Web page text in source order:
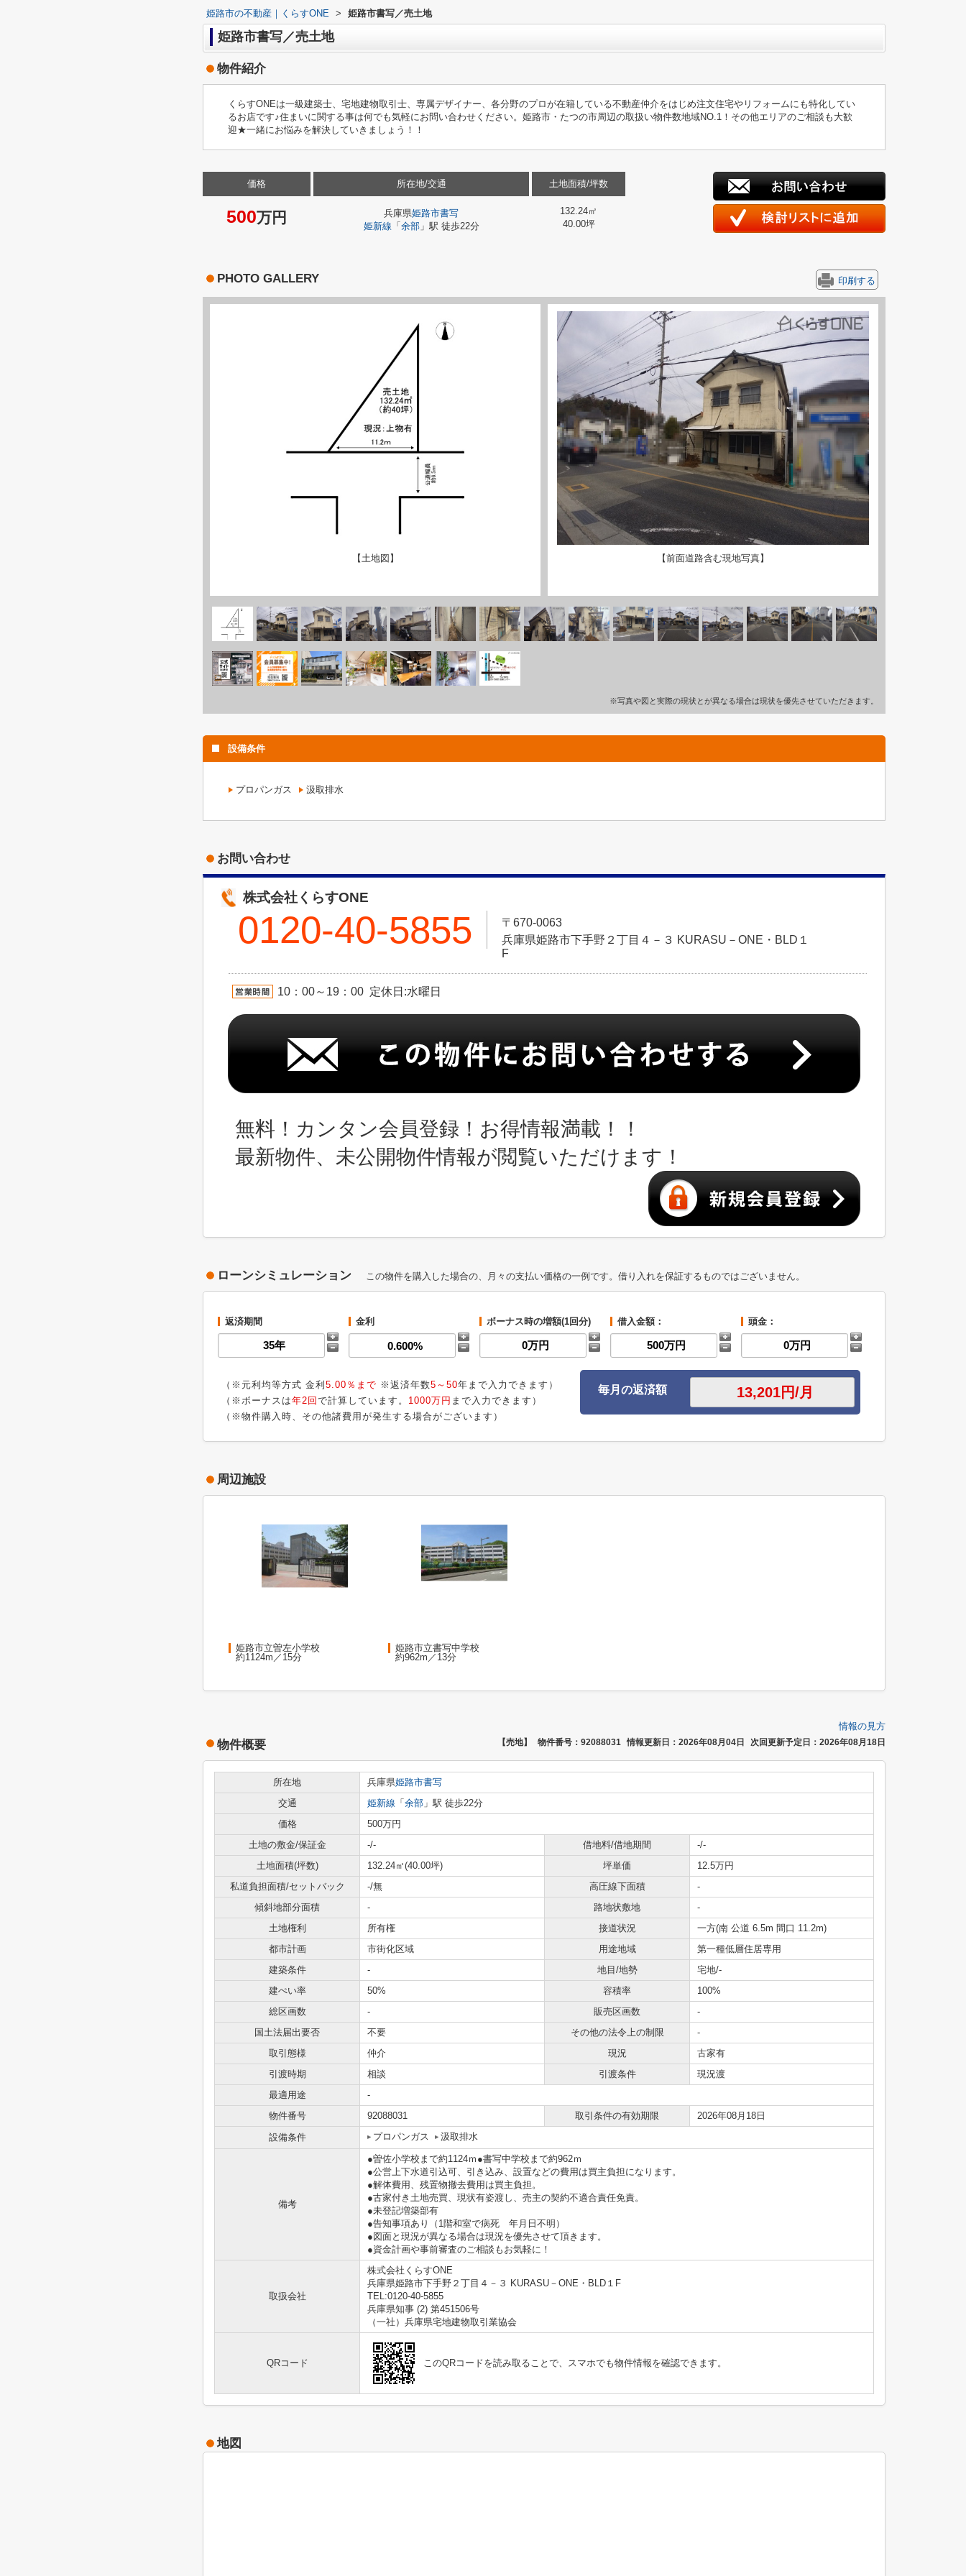
姫路市の不動産｜くらすONE > 姫路市書写／売土地
姫路市書写／売土地
物件紹介
くらすONEは一級建築士、宅地建物取引士、専属デザイナー、各分野のプロが在籍している不動産仲介をはじめ注文住宅やリフォームにも特化してい
るお店です♪住まいに関する事は何でも気軽にお問い合わせください。姫路市・たつの市周辺の取扱い物件数地域NO.1！その他エリアのご相談も大歓
迎★一緒にお悩みを解決していきましょう！！
価格
500万円
所在地/交通
兵庫県姫路市書写
姫新線 「 余部」駅 徒歩22分
土地面積/坪数
132.24㎡
40.00坪
PHOTO GALLERY 印刷する
【土地図】 【前面道路含む現地写真】
※写真や図と実際の現状とが異なる場合は現状を優先させていただきます。
設備条件
プロパンガス 汲取排水
お問い合わせ
株式会社くらすONE
0120-40-5855
〒670-0063
兵庫県姫路市下手野２丁目４－３ KURASU－ONE・BLD１
F
10：00～19：00 定休日:水曜日
無料！カンタン会員登録！お得情報満載！！
最新物件、未公開物件情報が閲覧いただけます！
ローンシミュレーション この物件を購入した場合の、月々の支払い価格の一例です。借り入れを保証するものではございません。
返済期間 金利 ボーナス時の増額(1回分) 借入金額： 頭金：
（※元利均等方式 金利 5.00％まで ※返済年数5～50年まで入力できます）
（※ボーナスは年2回 で計算しています。 1000万円 まで入力できます）
（※物件購入時、その他諸費用が発生する場合がございます）
毎月の返済額
周辺施設
姫路市立曽左小学校
約1124m／15分
姫路市立書写中学校
約962m／13分
情報の見方
物件概要 【売地】 物件番号：92088031 情報更新日：2026年08月04日 次回更新予定日：2026年08月18日
所在地 兵庫県姫路市書写
交通
姫新線 「 余部 」駅 徒歩22分
価格
500万円
土地の敷金/保証金
-/- 借地料/借地期間
-/-
土地面積(坪数)
132.24㎡(40.00坪) 坪単価
12.5万円
私道負担面積/セットバック
-/無 高圧線下面積
-
傾斜地部分面積
- 路地状敷地
-
土地権利
所有権 接道状況
一方(南 公道 6.5m 間口 11.2m)
都市計画
市街化区域 用途地域
第一種低層住居専用
建築条件
- 地目/地勢
宅地/-
建ぺい率
50% 容積率
100%
総区画数
- 販売区画数
-
国土法届出要否
不要 その他の法令上の制限
-
取引態様
仲介 現況
古家有
引渡時期
相談 引渡条件
現況渡
最適用途
-
物件番号
92088031 取引条件の有効期限
2026年08月18日
設備条件
プロパンガス 汲取排水
備考
●曽佐小学校まで約1124ｍ●書写中学校まで約962ｍ
●公営上下水道引込可、引き込み、設置などの費用は買主負担になります。
●解体費用、残置物撤去費用は買主負担。
●古家付き土地売買、現状有姿渡し、売主の契約不適合責任免責。
●未登記増築部有
●告知事項あり（1階和室で病死 年月日不明）
●図面と現況が異なる場合は現況を優先させて頂きます。
●資金計画や事前審査のご相談もお気軽に！
取扱会社
株式会社くらすONE
兵庫県姫路市下手野２丁目４－３ KURASU－ONE・BLD１F
TEL:0120-40-5855
兵庫県知事 (2) 第451506号
（一社）兵庫県宅地建物取引業協会
QRコード このQRコードを読み取ることで、スマホでも物件情報を確認できます。
地図